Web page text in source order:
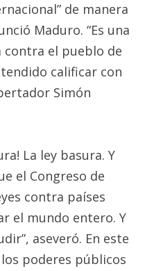
de manera
Maduro. “Es una
contra el pueblo de
calificar con
Simón
La ley basura. Y
el Congreso de
contra países
el mundo entero. Y
aseveró. En este
poderes públicos